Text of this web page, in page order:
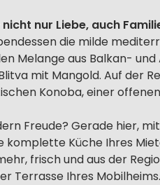
nur Liebe, auch
die milde
Melange aus Balkan-
mit Mangold. Auf der
Konoba, einer
Freude? Gerade hier,
Küche Ihres
frisch und aus der
Terrasse Ihres Mobilheims.